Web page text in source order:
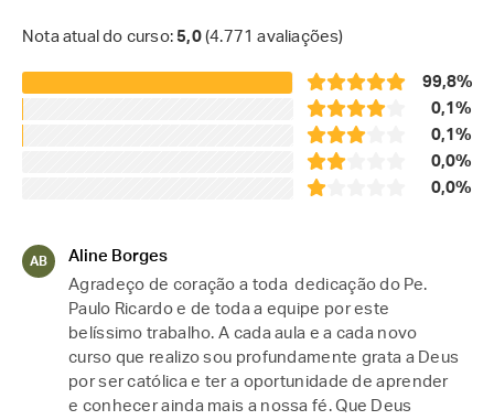
Nota atual do curso: 5,0(4.771 avaliações)
99,8%
0,1%
0,1%
0,0%
0,0%
AB
Aline Borges
Agradeço de coração a toda  dedicação do Pe.
Paulo Ricardo e de toda a equipe por este
belíssimo trabalho. A cada aula e a cada novo
curso que realizo sou profundamente grata a Deus
por ser católica e ter a oportunidade de aprender
e conhecer ainda mais a nossa fé. Que Deus